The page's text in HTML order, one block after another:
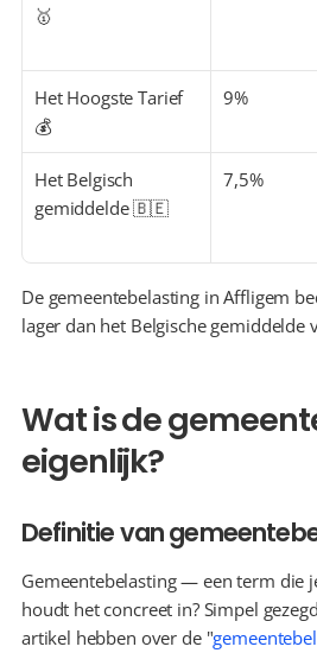
🥇
Het Hoogste Tarief
💰
9%
Het Belgisch
gemiddelde 🇧🇪
7,5%
De gemeentebelasting in Affligem
lager dan het Belgische gemiddelde
Wat is de
eigenlijk?
Definitie van
Gemeentebelasting — een term die
houdt het concreet in? Simpel
artikel hebben over de "